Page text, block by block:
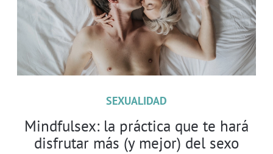
SEXUALIDAD
Mindfulsex: la práctica que te hará
disfrutar más (y mejor) del sexo